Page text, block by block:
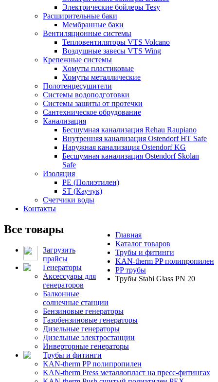
Электрические бойлеры Tesy
Расширительные баки
Мембранные баки
Вентиляционные системы
Тепловентиляторы VTS Volcano
Воздушные завесы VTS Wing
Крепежные системы
Хомуты пластиковые
Хомуты металлические
Полотенцесушители
Системы водоподготовки
Системы защиты от протечки
Сантехническое обрудование
Канализация
Бесшумная канализация Rehau Raupiano
Внутренняя канализация Ostendorf HT Safe
Наружная канализация Ostendorf KG
Бесшумная канализация Ostendorf Skolan
Safe
Изоляция
PE (Полиэтилен)
ST (Каучук)
Счетчики воды
Контакты
Главная
Каталог товаров
Трубы и фитинги
KAN-therm PP полипропилен
PP трубы
Трубы Stabi Glass PN 20
Все товары
Загрузить
прайсы
Генераторы
Аксессуары для
генераторов
Балконные
солнечные станции
Бензиновые генераторы
Газобензиновые генераторы
Дизельные генераторы
Дизельные электростанции
Инверторные генераторы
Трубы и фитинги
KAN-therm PP полипропилен
KAN-therm Рress металлопласт на пресс-фитингах